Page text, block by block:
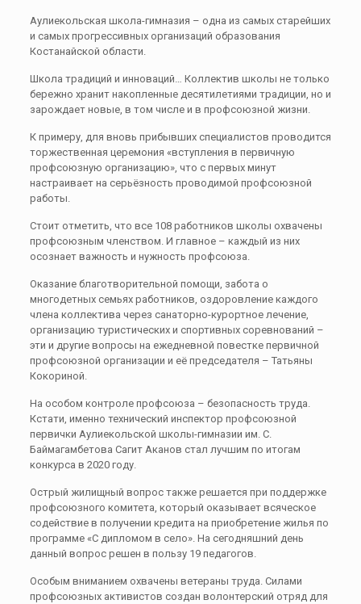
Аулиекольская школа-гимназия – одна из самых старейших
и самых прогрессивных организаций образования
Костанайской области.
Школа традиций и инноваций… Коллектив школы не только
бережно хранит накопленные десятилетиями традиции, но и
зарождает новые, в том числе и в профсоюзной жизни.
К примеру, для вновь прибывших специалистов проводится
торжественная церемония «вступления в первичную
профсоюзную организацию», что с первых минут
настраивает на серьёзность проводимой профсоюзной
работы.
Стоит отметить, что все 108 работников школы охвачены
профсоюзным членством. И главное – каждый из них
осознает важность и нужность профсоюза.
Оказание благотворительной помощи, забота о
многодетных семьях работников, оздоровление каждого
члена коллектива через санаторно-курортное лечение,
организацию туристических и спортивных соревнований –
эти и другие вопросы на ежедневной повестке первичной
профсоюзной организации и её председателя – Татьяны
Кокориной.
На особом контроле профсоюза – безопасность труда.
Кстати, именно технический инспектор профсоюзной
первички Аулиекольской школы-гимназии им. С.
Баймагамбетова Сагит Аканов стал лучшим по итогам
конкурса в 2020 году.
Острый жилищный вопрос также решается при поддержке
профсоюзного комитета, который оказывает всяческое
содействие в получении кредита на приобретение жилья по
программе «С дипломом в село». На сегодняшний день
данный вопрос решен в пользу 19 педагогов.
Особым вниманием охвачены ветераны труда. Силами
профсоюзных активистов создан волонтерский отряд для